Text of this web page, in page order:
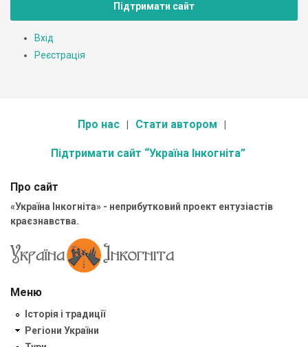
Підтримати сайт
Вхід
Реєстрація
Про нас Стати автором
Підтримати сайт “Україна Інкогніта”
Про сайт
«Україна Інкогніта» - неприбутковий проект ентузіастів
краєзнавства.
Меню
Історія і традиції
Регіони України